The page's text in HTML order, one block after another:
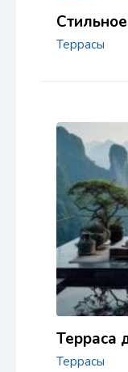
Террасы
Терраса
Террасы